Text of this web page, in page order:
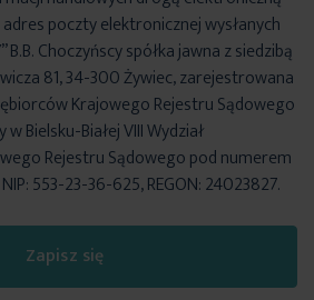
Zapisz się
poczty elektronicznej wysłanych
B.B. Choczyńscy spółka jawna z siedzibą
81, 34-300 Żywiec, zarejestrowana
Krajowego Rejestru Sądowego
Bielsku-Białej VIII Wydział
Rejestru Sądowego pod numerem
553-23-36-625, REGON: 24023827.